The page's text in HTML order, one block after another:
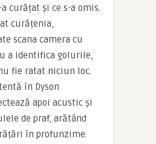
curățat și ce s-a omis.
curățenia,
scana camera cu
a identifica golurile,
fie ratat niciun loc.
în Dyson
apoi acustic și
de praf, arătând
în profunzime.